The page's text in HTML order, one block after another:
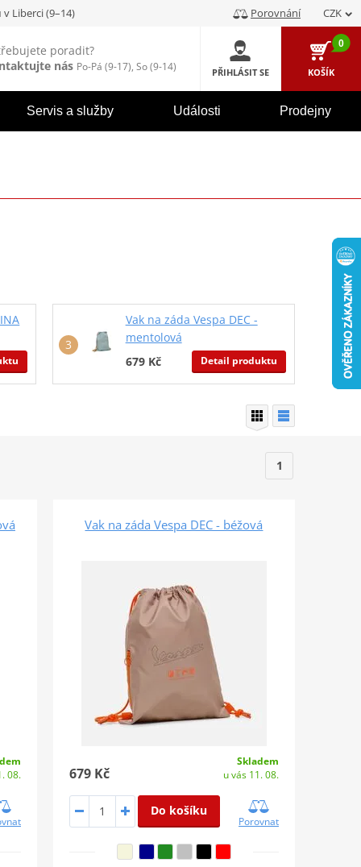
v Liberci (9–14) Porovnání CZK
poradit?
nás Po-Pá (9-17), So (9-14) PŘIHLÁSIT SE
0
KOŠÍK
Servis a služby Události Prodejny
Vak na záda Vespa DEC -
mentolová
679 Kč
Detail produktu
1
08.
Vak na záda Vespa DEC - béžová
679 Kč
Skladem
u vás 11. 08.
Do košíku
Porovnat